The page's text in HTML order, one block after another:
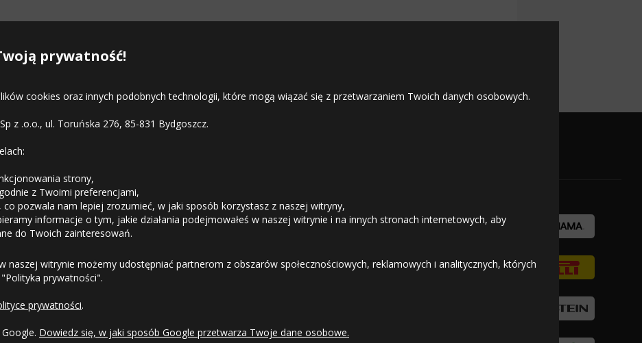
prywatność!
cookies oraz innych podobnych technologii, które mogą wiązać się z przetwarzaniem Twoich danych osobowych.
z .o.o., ul. Toruńska 276, 85-831 Bydgoszcz.
strony,
z Twoimi preferencjami,
pozwala nam lepiej zrozumieć, w jaki sposób korzystasz z naszej witryny,
informacje o tym, jakie działania podejmowałeś w naszej witrynie i na innych stronach internetowych, aby
do Twoich zainteresowań.
witrynie możemy udostępniać partnerom z obszarów społecznościowych, reklamowych i analitycznych, których
"Polityka prywatności".
prywatności.
Dowiedz się, w jaki sposób Google przetwarza Twoje dane osobowe.
329
Odstąpienie od umowy